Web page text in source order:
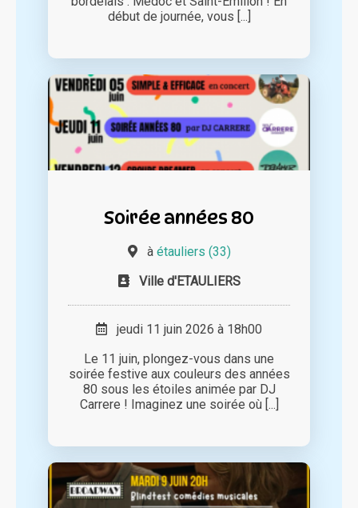
début de journée, vous [...]
Soirée années 80
à étauliers (33)
Ville d'ETAULIERS
jeudi 11 juin 2026 à 18h00
Le 11 juin, plongez-vous dans une
soirée festive aux couleurs des années
80 sous les étoiles animée par DJ
Carrere ! Imaginez une soirée où [...]